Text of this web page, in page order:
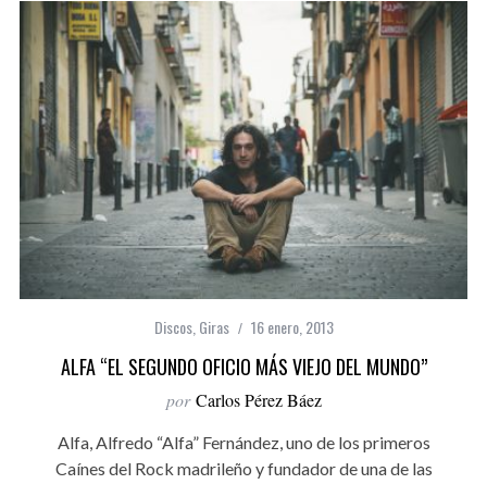
Discos, Giras 16 enero, 2013
ALFA “EL SEGUNDO OFICIO MÁS VIEJO DEL MUNDO”
por Carlos Pérez Báez
Alfa, Alfredo “Alfa” Fernández, uno de los primeros
Caínes del Rock madrileño y fundador de una de las